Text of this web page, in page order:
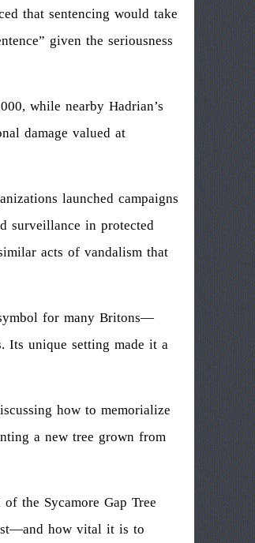
that sentencing would take
given the seriousness
while nearby Hadrian’s
damage valued at
launched campaigns
surveillance in protected
acts of vandalism that
for many Britons—
Its unique setting made it a
how to memorialize
a new tree grown from
the Sycamore Gap Tree
how vital it is to